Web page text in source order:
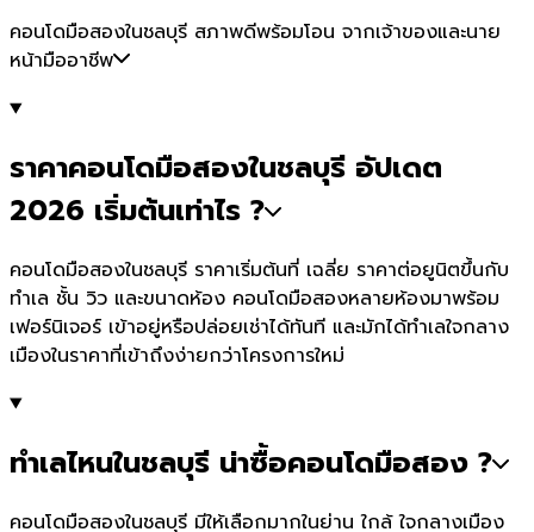
คอนโดมือสองในชลบุรี สภาพดีพร้อมโอน จากเจ้าของและนาย
หน้ามืออาชีพ
ราคาคอนโดมือสองในชลบุรี อัปเดต
2026 เริ่มต้นเท่าไร ?
คอนโดมือสองในชลบุรี ราคาเริ่มต้นที่ เฉลี่ย ราคาต่อยูนิตขึ้นกับ
ทำเล ชั้น วิว และขนาดห้อง คอนโดมือสองหลายห้องมาพร้อม
เฟอร์นิเจอร์ เข้าอยู่หรือปล่อยเช่าได้ทันที และมักได้ทำเลใจกลาง
เมืองในราคาที่เข้าถึงง่ายกว่าโครงการใหม่
ทำเลไหนในชลบุรี น่าซื้อคอนโดมือสอง ?
คอนโดมือสองในชลบุรี มีให้เลือกมากในย่าน ใกล้ ใจกลางเมือง